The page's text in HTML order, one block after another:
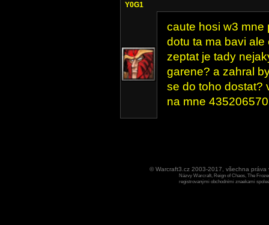
Y0G1
caute hosi w3 mne
dotu ta ma bavi
zeptat je tady
garene? a zahral
se do toho dostat?
na mne
© Warcraft3.cz 2003-2017, všechna
Názvy Warcraft, Reign of Chaos, The
registrovanými obchodními znaekami